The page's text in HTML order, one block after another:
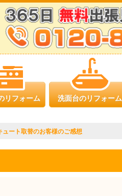
リフォーム 洗面台のリフォーム
ート取替のお客様のご感想